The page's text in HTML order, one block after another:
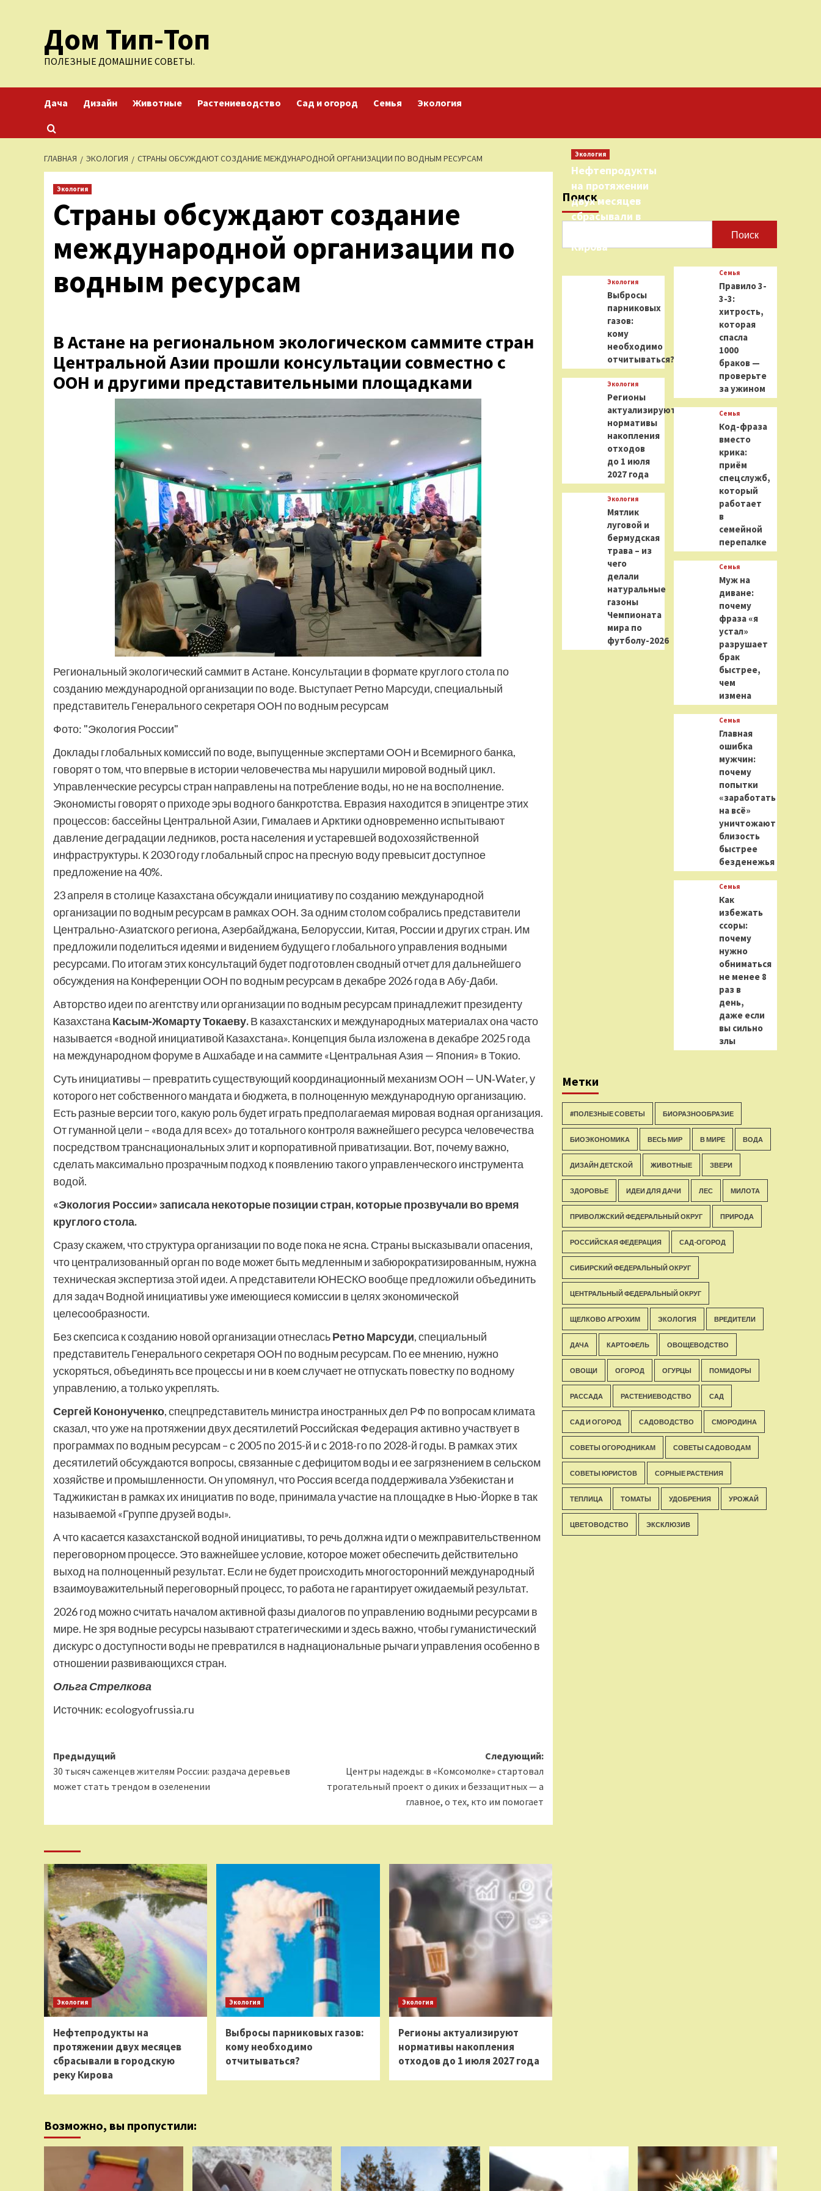
содержимомуДом Тип-Топ
ПОЛЕЗНЫЕ ДОМАШНИЕ СОВЕТЫ.
Дача Дизайн Животные Растениеводство Сад и огород Семья Экология
ГЛАВНАЯ ЭКОЛОГИЯ СТРАНЫ ОБСУЖДАЮТ СОЗДАНИЕ МЕЖДУНАРОДНОЙ ОРГАНИЗАЦИИ ПО ВОДНЫМ РЕСУРСАМ
Экология
Страны обсуждают создание
международной организации по
водным ресурсам
В Астане на региональном экологическом саммите стран
Центральной Азии прошли консультации совместно с
ООН и другими представительными площадками
Региональный экологический саммит в Астане. Консультации в формате круглого стола по
созданию международной организации по воде. Выступает Ретно Марсуди, специальный
представитель Генерального секретаря ООН по водным ресурсам
Фото: "Экология России"
Доклады глобальных комиссий по воде, выпущенные экспертами ООН и Всемирного банка,
говорят о том, что впервые в истории человечества мы нарушили мировой водный цикл.
Управленческие ресурсы стран направлены на потребление воды, но не на восполнение.
Экономисты говорят о приходе эры водного банкротства. Евразия находится в эпицентре этих
процессов: бассейны Центральной Азии, Гималаев и Арктики одновременно испытывают
давление деградации ледников, роста населения и устаревшей водохозяйственной
инфраструктуры. К 2030 году глобальный спрос на пресную воду превысит доступное
предложение на 40%.
23 апреля в столице Казахстана обсуждали инициативу по созданию международной
организации по водным ресурсам в рамках ООН. За одним столом собрались представители
Центрально-Азиатского региона, Азербайджана, Белоруссии, Китая, России и других стран. Им
предложили поделиться идеями и видением будущего глобального управления водными
ресурсами. По итогам этих консультаций будет подготовлен сводный отчет для дальнейшего
обсуждения на Конференции ООН по водным ресурсам в декабре 2026 года в Абу-Даби.
Авторство идеи по агентству или организации по водным ресурсам принадлежит президенту
Казахстана Касым‑Жомарту Токаеву.В казахстанских и международных материалах она часто
называется «водной инициативой Казахстана». Концепция была изложена в декабре 2025 года
на международном форуме в Ашхабаде и на саммите «Центральная Азия — Япония» в Токио.
Суть инициативы — превратить существующий координационный механизм ООН — UN‑Water, у
которого нет собственного мандата и бюджета, в полноценную международную организацию.
Есть разные версии того, какую роль будет играть предполагаемая мировая водная организация.
От гуманной цели – «вода для всех» до тотального контроля важнейшего ресурса человечества
посредством транснациональных элит и корпоративной приватизации. Вот, почему важно,
сделать максимально прозрачным подход к появлению такого управленческого инструмента
водой.
«Экология России» записала некоторые позиции стран, которые прозвучали во время
круглого стола.
Сразу скажем, что структура организации по воде пока не ясна. Страны высказывали опасения,
что централизованный орган по воде может быть медленным и забюрократизированным, нужна
техническая экспертиза этой идеи. А представители ЮНЕСКО вообще предложили объединить
для задач Водной инициативы уже имеющиеся комиссии в целях экономической
целесообразности.
Без скепсиса к созданию новой организации отнесласьРетно Марсуди, специальный
представитель Генерального секретаря ООН по водным ресурсам. По ее мнению, нужно
ускоряться, объединять все процессы и ни в коем случает не отпускать повестку по водному
управлению, а только укреплять.
Сергей Кононученко, спецпредставитель министра иностранных дел РФ по вопросам климата
сказал, что уже на протяжении двух десятилетий Российская Федерация активно участвует в
программах по водным ресурсам – с 2005 по 2015-й и с 2018-го по 2028-й годы. В рамках этих
десятилетий обсуждаются вопросы, связанные с дефицитом воды и ее загрязнением в сельском
хозяйстве и промышленности. Он упомянул, что Россия всегда поддерживала Узбекистан и
Таджикистан в рамках их инициатив по воде, принимала участие на площадке в Нью-Йорке в так
называемой «Группе друзей воды».
А что касается казахстанской водной инициативы, то речь должна идти о межправительственном
переговорном процессе. Это важнейшее условие, которое может обеспечить действительно
выход на полноценный результат. Если не будет происходить многосторонний международный
взаимоуважительный переговорный процесс, то работа не гарантирует ожидаемый результат.
2026 год можно считать началом активной фазы диалогов по управлению водными ресурсами в
мире. Не зря водные ресурсы называют стратегическими и здесь важно, чтобы гуманистический
дискурс о доступности воды не превратился в наднациональные рычаги управления особенно в
отношении развивающихся стран.
Ольга Стрелкова
Источник: ecologyofrussia.ru
Навигация
записи
Предыдущий
30 тысяч саженцев жителям России: раздача деревьев
может стать трендом в озеленении
Следующий:
Центры надежды: в «Комсомолке» стартовал
трогательный проект о диких и беззащитных — а
главное, о тех, кто им помогает
Экология
Нефтепродукты на
протяжении двух месяцев
сбрасывали в городскую
реку Кирова
Экология
Выбросы парниковых газов:
кому необходимо
отчитываться?
Экология
Регионы актуализируют
нормативы накопления
отходов до 1 июля 2027 года
Поиск
Поиск
Экология
Нефтепродукты
на протяжении
двух месяцев
сбрасывали в
Кирова
Экология
Выбросы
парниковых
газов:
кому
необходимо
отчитываться?
Экология
Регионы
актуализируют
нормативы
накопления
отходов
до 1 июля
2027 года
Экология
Мятлик
луговой и
бермудская
трава – из
чего
делали
натуральные
газоны
Чемпионата
мира по
футболу-2026
Семья
Правило 3-
3-3:
хитрость,
которая
спасла
1000
браков —
проверьте
за ужином
Семья
Код-фраза
вместо
крика:
приём
спецслужб,
который
работает
в
семейной
перепалке
Семья
Муж на
диване:
почему
фраза «я
устал»
разрушает
брак
быстрее,
чем
измена
Семья
Главная
ошибка
мужчин:
почему
попытки
«заработать
на всё»
уничтожают
близость
быстрее
безденежья
Семья
Как
избежать
ссоры:
почему
нужно
обниматься
не менее 8
раз в
день,
даже если
вы сильно
злы
Метки
#ПОЛЕЗНЫЕ СОВЕТЫ БИОРАЗНООБРАЗИЕ
БИОЭКОНОМИКА ВЕСЬ МИР В МИРЕ ВОДА
ДИЗАЙН ДЕТСКОЙ ЖИВОТНЫЕ ЗВЕРИ
ЗДОРОВЬЕ ИДЕИ ДЛЯ ДАЧИ ЛЕС МИЛОТА
ПРИВОЛЖСКИЙ ФЕДЕРАЛЬНЫЙ ОКРУГ ПРИРОДА
РОССИЙСКАЯ ФЕДЕРАЦИЯ САД-ОГОРОД
СИБИРСКИЙ ФЕДЕРАЛЬНЫЙ ОКРУГ
ЦЕНТРАЛЬНЫЙ ФЕДЕРАЛЬНЫЙ ОКРУГ
ЩЕЛКОВО АГРОХИМ ЭКОЛОГИЯ ВРЕДИТЕЛИ
ДАЧА КАРТОФЕЛЬ ОВОЩЕВОДСТВО
ОВОЩИ ОГОРОД ОГУРЦЫ ПОМИДОРЫ
РАССАДА РАСТЕНИЕВОДСТВО САД
САД И ОГОРОД САДОВОДСТВО СМОРОДИНА
СОВЕТЫ ОГОРОДНИКАМ СОВЕТЫ САДОВОДАМ
СОВЕТЫ ЮРИСТОВ СОРНЫЕ РАСТЕНИЯ
ТЕПЛИЦА ТОМАТЫ УДОБРЕНИЯ УРОЖАЙ
ЦВЕТОВОДСТВО ЭКСКЛЮЗИВ
Возможно, вы пропустили: